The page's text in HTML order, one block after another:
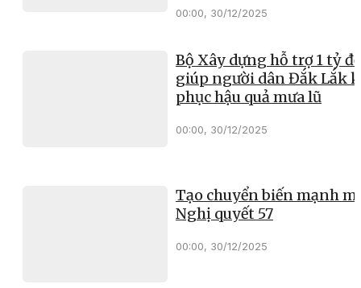
00:00, 30/12/2025
Bộ Xây dựng hỗ trợ 1 tỷ
giúp người dân Đắk Lắk
phục hậu quả mưa lũ
00:00, 30/12/2025
Tạo chuyển biến mạnh
Nghị quyết 57
00:00, 30/12/2025